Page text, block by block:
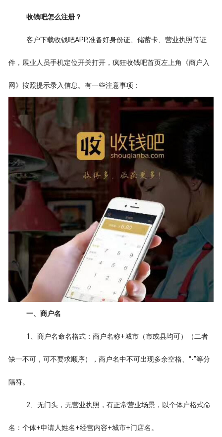
收钱吧怎么注册？
客户下载收钱吧APP,准备好身份证、储蓄卡、营业执照等证
件，展业人员手机定位开关打开，疯狂收钱吧首页左上角《商户入
网》按照提示录入信息。有一些注意事项：
一、商户名
1、商户名命名格式：商户名称+城市（市或县均可）（二者
缺一不可，可不要求顺序），商户名中不可出现多余空格、“-”等分
隔符。
2、无门头，无营业执照，有正常营业场景，以个体户格式命
名：个体+申请人姓名+经营内容+城市+门店名。